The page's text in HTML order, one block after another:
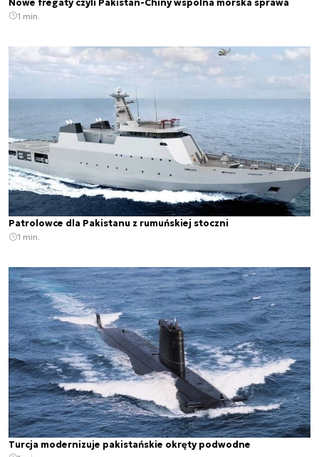
Nowe fregaty czyli Pakistan-Chiny wspólna morska sprawa
1 min.
Patrolowce dla Pakistanu z rumuńskiej stoczni
1 min.
Turcja modernizuje pakistańskie okręty podwodne